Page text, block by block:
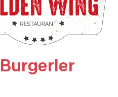
Burgerler